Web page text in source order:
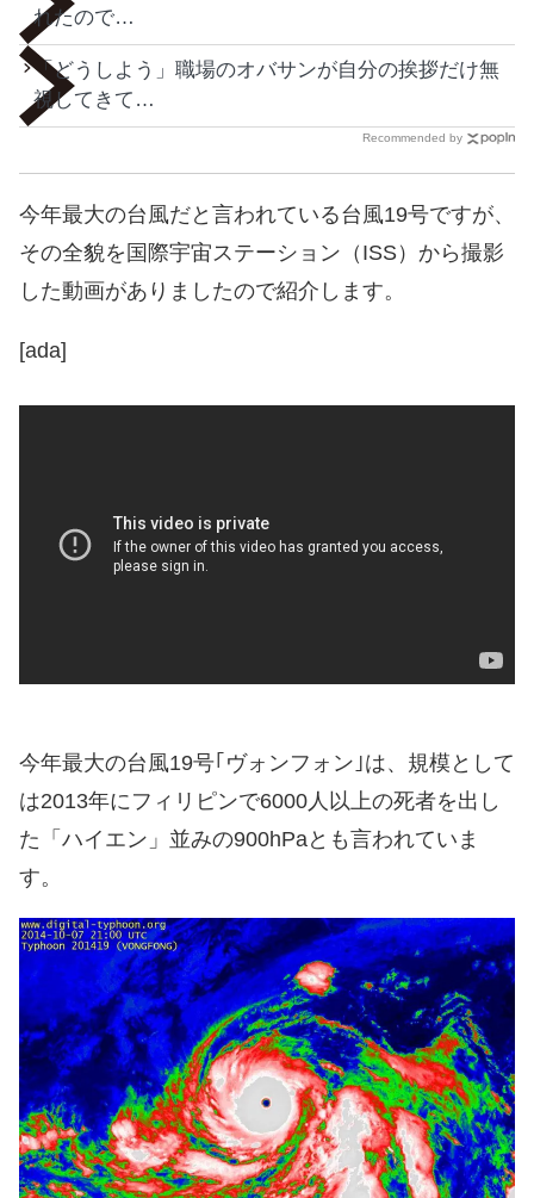
れたので…
「どうしよう」職場のオバサンが自分の挨拶だけ無
視してきて…
Recommended by
今年最大の台風だと言われている台風19号ですが、
その全貌を国際宇宙ステーション（ISS）から撮影
した動画がありましたので紹介します。
[ada]
今年最大の台風19号｢ヴォンフォン｣は、規模として
は2013年にフィリピンで6000人以上の死者を出し
た「ハイエン」並みの900hPaとも言われていま
す。